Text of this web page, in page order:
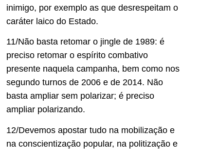
inimigo, por exemplo as que desrespeitam o
caráter laico do Estado.
11/Não basta retomar o jingle de 1989: é
preciso retomar o espírito combativo
presente naquela campanha, bem como nos
segundo turnos de 2006 e de 2014. Não
basta ampliar sem polarizar; é preciso
ampliar polarizando.
12/Devemos apostar tudo na mobilização e
na conscientização popular, na politização e